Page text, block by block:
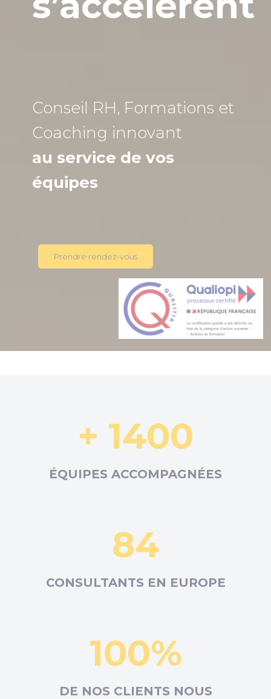
Conseil RH, Formations et
Coaching innovant
au service de vos
équipes
Prendre rendez-vous
+ 1400
ÉQUIPES ACCOMPAGNÉES
84
CONSULTANTS EN EUROPE
100%
DE NOS CLIENTS NOUS